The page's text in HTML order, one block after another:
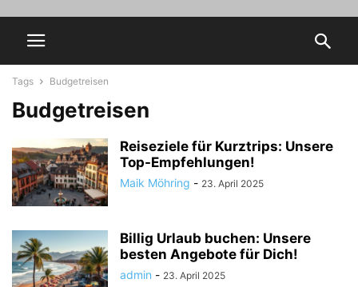
Tags Budgetreisen
Budgetreisen
Reiseziele für Kurztrips: Unsere
Top-Empfehlungen!
Maik Möhring - 23. April 2025
Billig Urlaub buchen: Unsere
besten Angebote für Dich!
admin - 23. April 2025